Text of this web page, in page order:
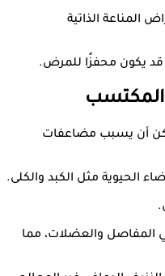
المناعة الذاتية
قد يكون محفزًا للمرض.
أن يسبب مضاعفات
المفاصل والعضلات، مما